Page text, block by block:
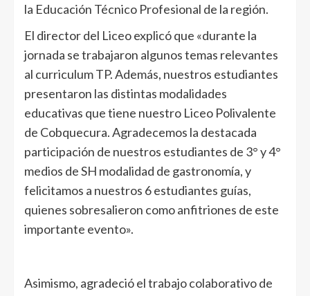
la Educación Técnico Profesional de la región.
El director del Liceo explicó que «durante la
jornada se trabajaron algunos temas relevantes
al curriculum TP. Además, nuestros estudiantes
presentaron las distintas modalidades
educativas que tiene nuestro Liceo Polivalente
de Cobquecura. Agradecemos la destacada
participación de nuestros estudiantes de 3° y 4°
medios de SH modalidad de gastronomía, y
felicitamos a nuestros 6 estudiantes guías,
quienes sobresalieron como anfitriones de este
importante evento».
Asimismo, agradeció el trabajo colaborativo de